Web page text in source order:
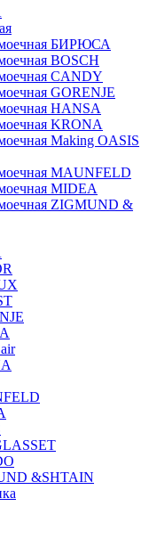
БИРЮСА
BOSCH
CANDY
GORENJE
HANSA
KRONA
Making OASIS
MAUNFELD
MIDEA
ZIGMUND &
&SHTAIN